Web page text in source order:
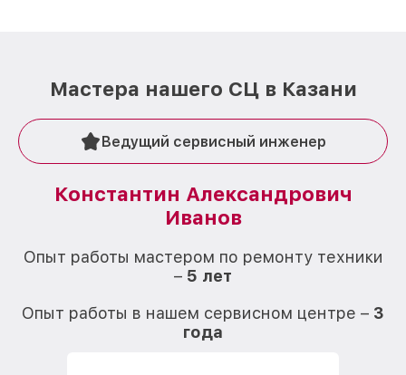
Мастера нашего СЦ в Казани
Ведущий сервисный инженер
Константин Александрович
Иванов
Опыт работы мастером по ремонту техники
– 5 лет
Опыт работы в нашем сервисном центре – 3
года